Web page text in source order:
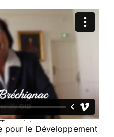
pour le Développement